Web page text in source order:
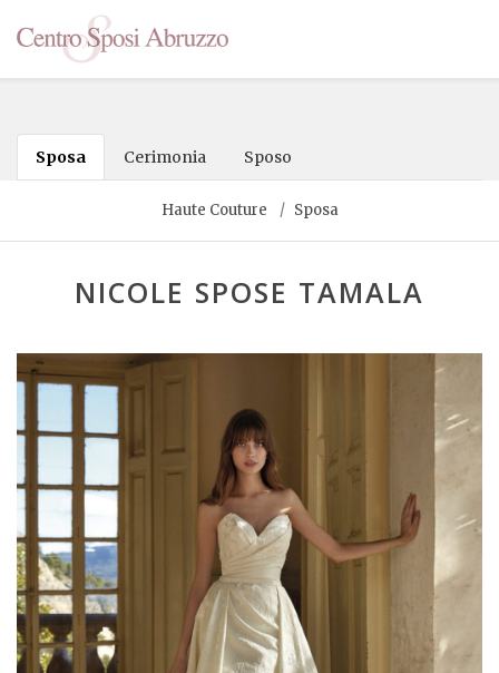
Sposa Cerimonia Sposo
Haute Couture Sposa
NICOLE SPOSE TAMALA